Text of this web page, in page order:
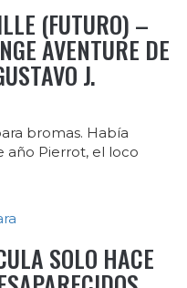
(FUTURO) –
AVENTURE DE
J.
bromas. Había
año Pierrot, el loco
SOLO HACE